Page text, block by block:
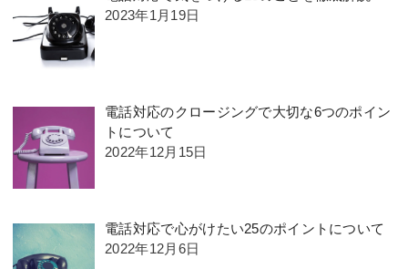
2023年1月19日
電話対応のクロージングで大切な6つのポイン
トについて
2022年12月15日
電話対応で心がけたい25のポイントについて
2022年12月6日